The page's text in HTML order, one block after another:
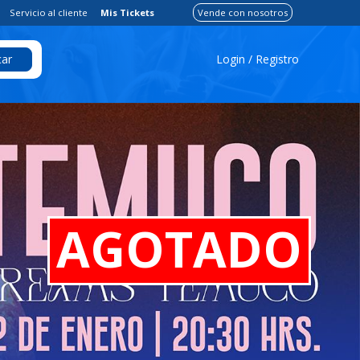
Servicio al cliente Mis Tickets Vende con nosotros
Login / Registro
AGOTADO